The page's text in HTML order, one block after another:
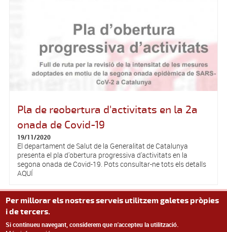
Pla de reobertura d'activitats en la 2a
onada de Covid-19
19/11/2020
El departament de Salut de la Generalitat de Catalunya
presenta el pla d'obertura progressiva d'activitats en la
segona onada de Covid-19. Pots consultar-ne tots els detalls
AQUÍ
Pàgines
« primer ‹ anterior … 6 7 8 9 10 11 12
13
Per millorar els nostres serveis utilitzem galetes pròpies
i de tercers.
Si continueu navegant, considerem que n'accepteu la utilització.